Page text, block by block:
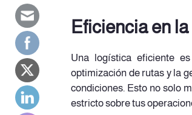
Eficiencia en
Una logística eficiente
optimización de rutas y la
condiciones. Esto no solo
estricto sobre tus